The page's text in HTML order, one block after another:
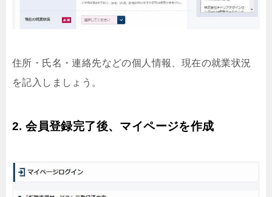
住所・氏名・連絡先などの個人情報、現在の就業状況
を記入しましょう。
2. 会員登録完了後、マイページを作成